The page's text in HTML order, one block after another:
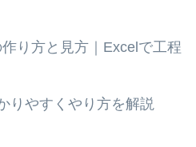
り方と見方｜Excelで工程
りやすくやり方を解説